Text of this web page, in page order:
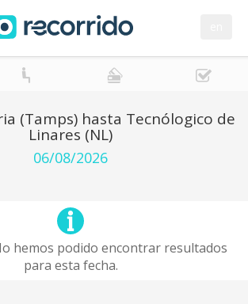
(Tamps) hasta Tecnólogico de
Linares (NL)
06/08/2026
hemos podido encontrar resultados
para esta fecha.